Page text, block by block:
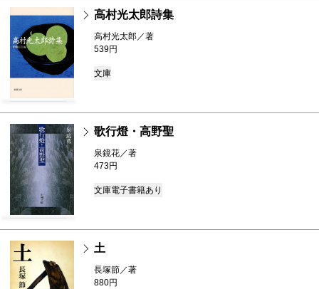
高村光太郎詩集
高村光太郎／著
539円
文庫
歌行燈・高野聖
泉鏡花／著
473円
文庫電子書籍あり
土
長塚節／著
880円